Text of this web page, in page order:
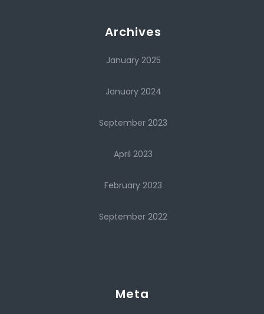
Archives
January 2025
January 2024
September 2023
April 2023
February 2023
September 2022
Meta